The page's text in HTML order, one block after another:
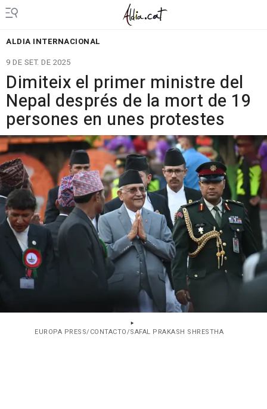
ALDIA INTERNACIONAL
9 DE SET. DE 2025
Dimiteix el primer ministre del
Nepal després de la mort de 19
persones en unes protestes
EUROPA PRESS/CONTACTO/SAFAL PRAKASH SHRESTHA